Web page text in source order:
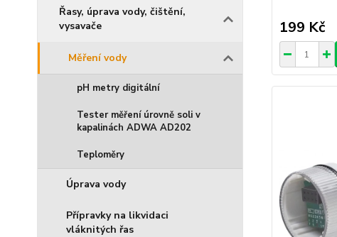
Řasy, úprava vody, čištění,
vysavače
Měření vody
pH metry digitální
Tester měření úrovně soli v
kapalinách ADWA AD202
Teploměry
Úprava vody
Přípravky na likvidaci
vláknitých řas
199 Kč